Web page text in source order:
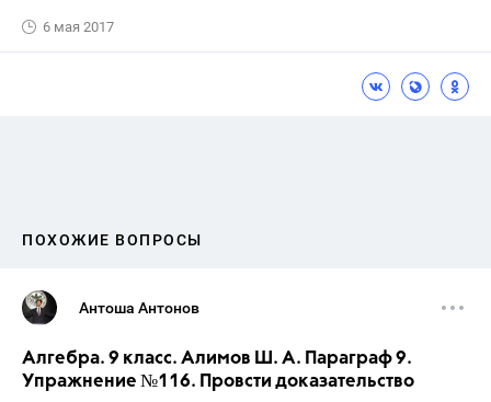
6 мая 2017
ПОХОЖИЕ ВОПРОСЫ
Антоша Антонов
Алгебра. 9 класс. Алимов Ш. А. Параграф 9.
Упражнение №116. Провсти доказательство